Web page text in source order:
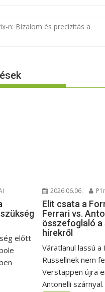
n: Bizalom és precizitás a
előtt
2026.06.06.
Elit csata a
Ferrari vs.
összefoglaló
hírekről
Váratlanul lassú a
Russellnek nem
Verstappen újra
Antonelli szárnyal.